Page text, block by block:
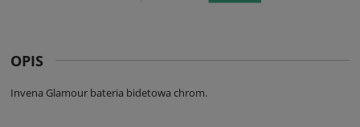
OPIS
Invena Glamour bateria bidetowa chrom.